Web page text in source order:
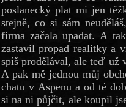
poslanecký plat mi jen
stejně, co si sám
firma začala upadat. A
zastavil propad realitky a
spíš prodělával, ale teď už
A pak mě jednou můj
chatu v Aspenu a od té
si na ni půjčit, ale koupil